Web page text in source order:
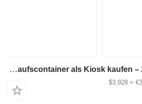
Module-T Verkaufscontainer als Kiosk kaufen – 218 × 143 cm | NEU